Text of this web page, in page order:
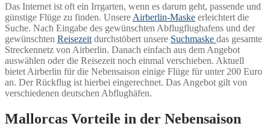
Das Internet ist oft ein Irrgarten, wenn es darum geht, passende und
günstige Flüge zu finden. Unsere Airberlin-Maske erleichtert die
Suche. Nach Eingabe des gewünschten Abflugflughafens und der
gewünschten Reisezeit durchstöbert unsere Suchmaske das gesamte
Streckennetz von Airberlin. Danach einfach aus dem Angebot
auswählen oder die Reisezeit noch einmal verschieben. Aktuell
bietet Airberlin für die Nebensaison einige Flüge für unter 200 Euro
an. Der Rückflug ist hierbei eingerechnet. Das Angebot gilt von
verschiedenen deutschen Abflughäfen.
Mallorcas Vorteile in der Nebensaison